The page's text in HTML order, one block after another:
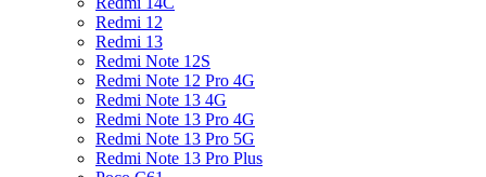
Redmi 12
Redmi 13
Redmi Note 12S
Redmi Note 12 Pro 4G
Redmi Note 13 4G
Redmi Note 13 Pro 4G
Redmi Note 13 Pro 5G
Redmi Note 13 Pro Plus